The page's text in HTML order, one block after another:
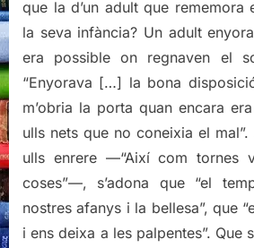
que la d’un adult que rememora
la seva infància? Un adult
era possible on regnaven el
“Enyorava […] la bona
m’obria la porta quan encara
ulls nets que no coneixia el
ulls enrere —“Així com tornes
coses”—, s’adona que “el
nostres afanys i la bellesa”, que
i ens deixa a les palpentes”. Que